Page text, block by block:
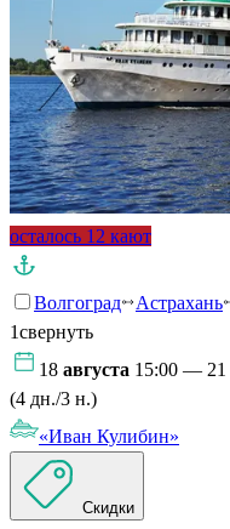
осталось 12 кают
Волгоград Астрахань
1свернуть
18 августа 15:00 — 21
(4 дн./3 н.)
«Иван Кулибин»
Скидки